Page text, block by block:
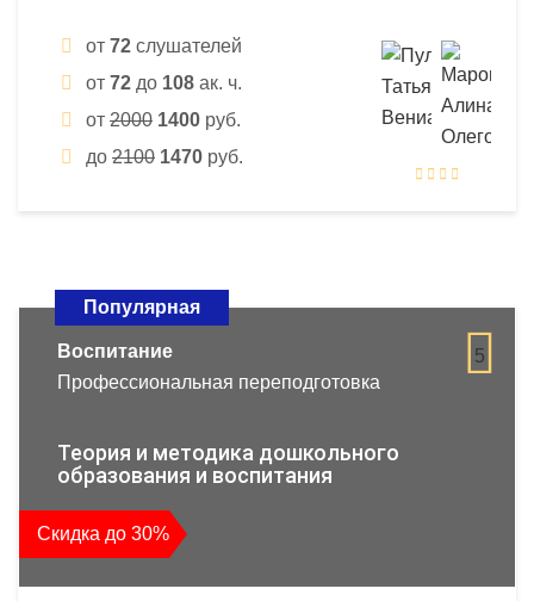
от 72 слушателей
от 72 до 108 ак. ч.
от 2000 1400 руб.
до 2100 1470 руб.
Популярная
5
Воспитание
Профессиональная переподготовка
Теория и методика дошкольного
образования и воспитания
Скидка до 30%